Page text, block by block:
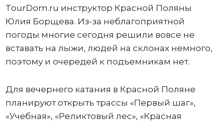
TourDom.ru инструктор Красной Поляны
Юлия Борщева. Из-за неблагоприятной
погоды многие сегодня решили вовсе не
вставать на лыжи, людей на склонах немного,
поэтому и очередей к подъемникам нет.
Для вечернего катания в Красной Поляне
планируют открыть трассы «Первый шаг»,
«Учебная», «Реликтовый лес», «Красная